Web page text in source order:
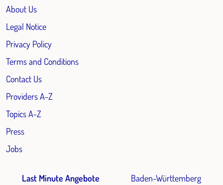
About Us
Legal Notice
Privacy Policy
Terms and Conditions
Contact Us
Providers A-Z
Topics A-Z
Press
Jobs
Last Minute Angebote Baden-Württemberg